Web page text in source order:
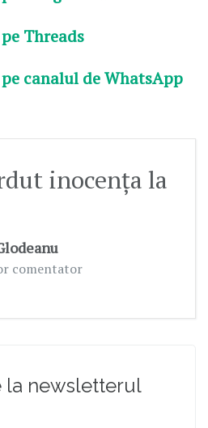
Threads
canalul de WhatsApp
inocența la
comentator
la newsletterul